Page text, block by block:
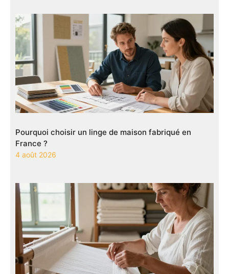
Pourquoi choisir un linge de maison fabriqué en
France ?
4 août 2026